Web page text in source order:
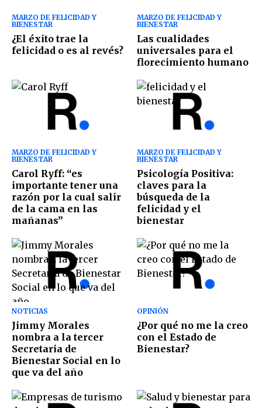
MARZO DE FELICIDAD Y
BIENESTAR
¿El éxito trae la
felicidad o es al revés?
MARZO DE FELICIDAD Y
BIENESTAR
Las cualidades
universales para el
florecimiento humano
MARZO DE FELICIDAD Y
BIENESTAR
Carol Ryff: “es
importante tener una
razón por la cual salir
de la cama en las
mañanas”
MARZO DE FELICIDAD Y
BIENESTAR
Psicología Positiva:
claves para la
búsqueda de la
felicidad y el
bienestar
NOTICIAS
Jimmy Morales
nombra a la tercer
Secretaria de
Bienestar Social en lo
que va del año
OPINIÓN
¿Por qué no me la creo
con el Estado de
Bienestar?